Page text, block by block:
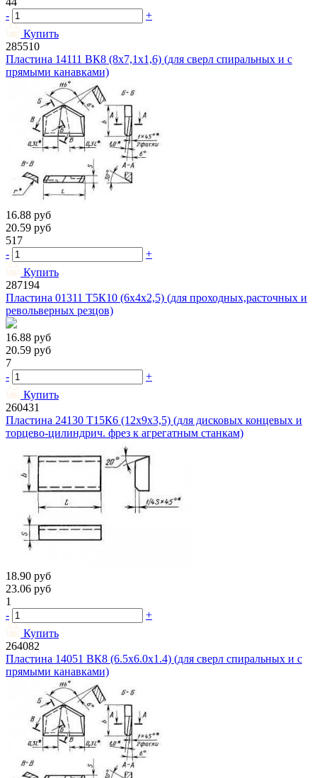
-
+
Купить
285510
Пластина 14111 ВК8 (8х7,1х1,6) (для сверл спиральных и с
прямыми канавками)
16.88 руб
20.59 руб
517
-
+
Купить
287194
Пластина 01311 Т5К10 (6х4х2,5) (для проходных,расточных и
револьверных резцов)
16.88 руб
20.59 руб
7
-
+
Купить
260431
Пластина 24130 Т15К6 (12х9х3,5) (для дисковых концевых и
торцево-цилиндрич. фрез к агрегатным станкам)
18.90 руб
23.06 руб
1
-
+
Купить
264082
Пластина 14051 ВК8 (6.5х6.0х1.4) (для сверл спиральных и с
прямыми канавками)